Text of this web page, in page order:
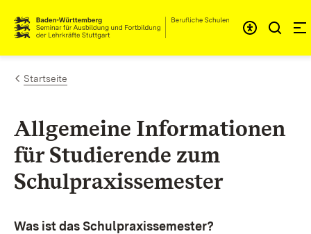
Zum Inhalt springen
Link zur Startseite
Startseite
Allgemeine Informationen
für Studierende zum
Schulpraxissemester
Was ist das Schulpraxissemester?